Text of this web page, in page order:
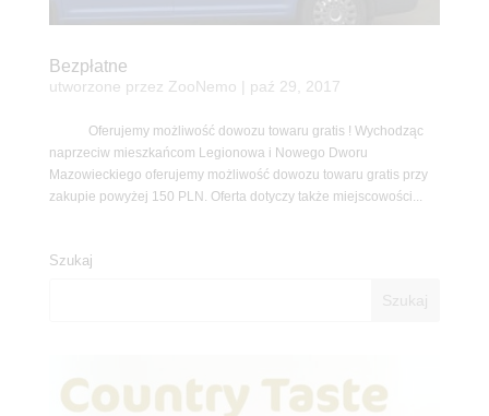
Bezpłatne
utworzone przez ZooNemo paź 29, 2017
Oferujemy możliwość dowozu towaru gratis ! Wychodząc
naprzeciw mieszkańcom Legionowa i Nowego Dworu
Mazowieckiego oferujemy możliwość dowozu towaru gratis przy
zakupie powyżej 150 PLN. Oferta dotyczy także miejscowości...
Szukaj